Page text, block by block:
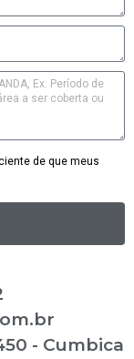
de que meus
- Cumbica